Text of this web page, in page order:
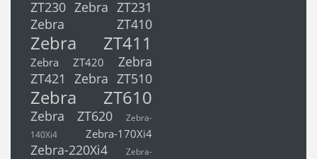
ZT230 Zebra ZT231
Zebra ZT410
Zebra ZT411
Zebra ZT420
Zebra
ZT421
Zebra ZT510
Zebra ZT610
Zebra ZT620
Zebra-
140Xi4
Zebra-170Xi4
Zebra-220Xi4
Zebra-